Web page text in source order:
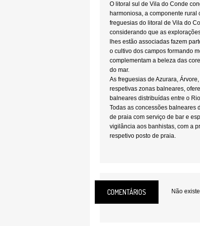
O litoral sul de Vila do Conde
harmoniosa, a componente rural
freguesias do litoral de Vila do
considerando que as
lhes estão associadas fazem
o cultivo dos campos formando
complementam a beleza das
do mar.
As freguesias de Azurara,
respetivas zonas balneares,
balneares distribuídas entre o
Todas as concessões balneares
de praia com serviço de bar e
vigilância aos banhistas, com a
respetivo posto de praia.
COMENTÁRIOS Não